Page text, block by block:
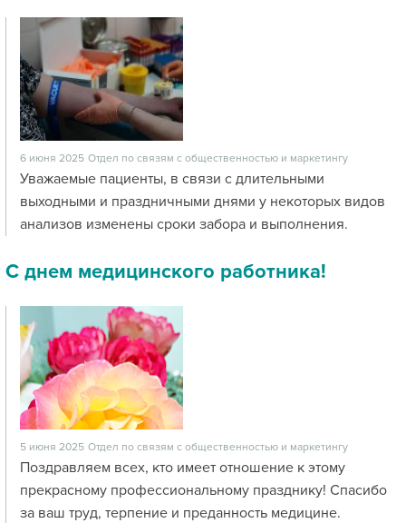
6 июня 2025 Отдел по связям с общественностью и маркетингу
Уважаемые пациенты, в связи с длительными
выходными и праздничными днями у некоторых видов
анализов изменены сроки забора и выполнения.
С днем медицинского работника!
5 июня 2025 Отдел по связям с общественностью и маркетингу
Поздравляем всех, кто имеет отношение к этому
прекрасному профессиональному празднику! Спасибо
за ваш труд, терпение и преданность медицине.